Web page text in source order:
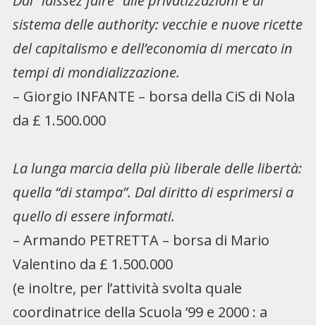
sistema delle authority: vecchie e nuove ricette
del capitalismo e dell’economia di mercato in
tempi di mondializzazione.
– Giorgio INFANTE – borsa della CiS di Nola
da £ 1.500.000
La lunga marcia della più liberale delle libertà:
quella “di stampa”. Dal diritto di esprimersi a
quello di essere informati.
– Armando PETRETTA – borsa di Mario
Valentino da £ 1.500.000
(e inoltre, per l’attività svolta quale
coordinatrice della Scuola ’99 e 2000 : a